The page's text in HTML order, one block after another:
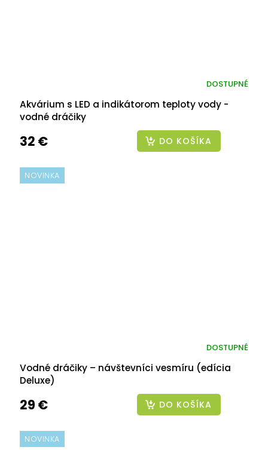
Akvárium s LED a indikátorom teploty vody -
vodné dráčiky
DOSTUPNÉ
32 € DO KOŠÍKA
NOVINKA
Vodné dráčiky – návštevníci vesmíru (edícia
Deluxe)
DOSTUPNÉ
29 € DO KOŠÍKA
NOVINKA